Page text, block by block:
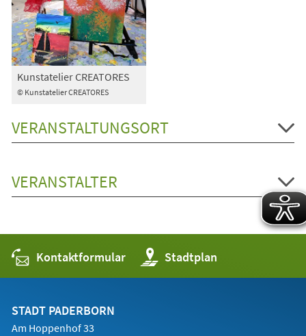
© Kunstatelier CREATORES
Kunstatelier CREATORES
VERANSTALTUNGSORT
VERANSTALTER
Kontaktformular Stadtplan
(Öffnet
in
einem
STADT PADERBORN
Am Hoppenhof 33